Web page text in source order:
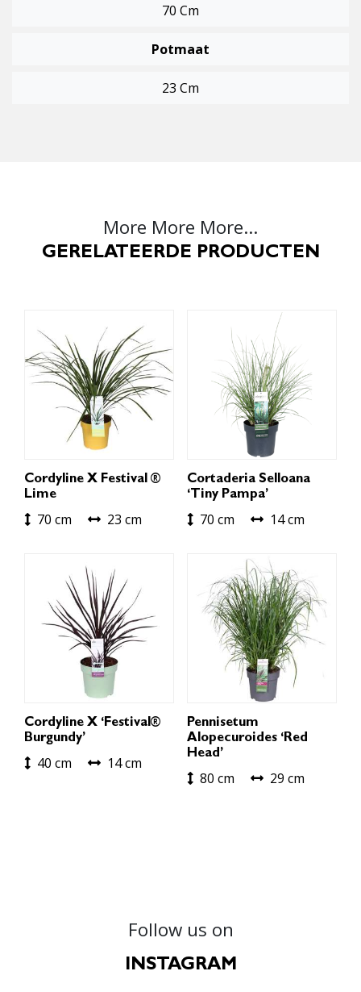
70 Cm
Potmaat
23 Cm
More More More...
GERELATEERDE PRODUCTEN
Cordyline X Festival ®
Lime
70 cm 23 cm
Cortaderia Selloana
‘Tiny Pampa’
70 cm 14 cm
Cordyline X ‘Festival®
Burgundy’
40 cm 14 cm
Pennisetum
Alopecuroides ‘Red
Head’
80 cm 29 cm
Follow us on
INSTAGRAM